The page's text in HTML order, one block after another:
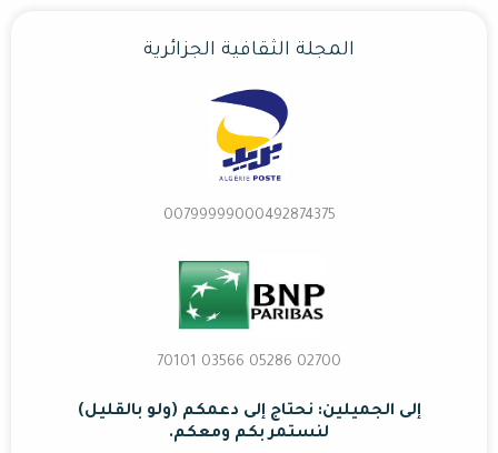
المجلة الثقافية الجزائرية
00799999000492874375
02700 70101 03566 05286
إلى الجميلين: نحتاج إلى دعمكم (ولو بالقليل)
لنستمر بكم ومعكم.